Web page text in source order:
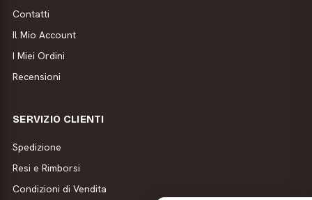
Contatti
Il Mio Account
I Miei Ordini
Recensioni
SERVIZIO CLIENTI
Spedizione
Resi e Rimborsi
Condizioni di Vendita